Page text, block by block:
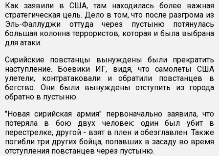
Как заявили в США, там находилась более важная
стратегическая цель. Дело в том, что после разгрома из
Эль-Фаллуджи оттуда через пустыню потянулась
большая колонна террористов, которая и была выбрана
для атаки.
Сирийские повстанцы вынуждены были прекратить
наступление. Боевики ИГ, видя, что самолеты США
улетели, контратаковали и обратили повстанцев в
бегство. Они были вынуждены отступить из города
обратно в пустыню.
"Новая сирийская армия" первоначально заявила, что
потеряла в бою двух человек: один был убит в
перестрелке, другой - взят в плен и обезглавлен. Также
погибли три других бойца, попавших в засаду во время
отступления повстанцев через пустыню.